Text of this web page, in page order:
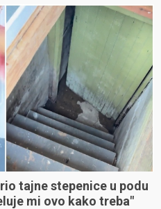
tajne stepenice u podu
mi ovo kako treba"